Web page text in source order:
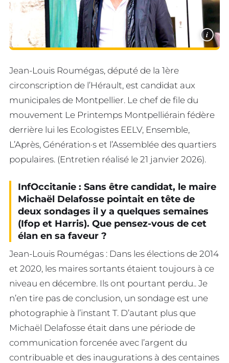
i
Jean-Louis Roumégas, député de la 1ère
circonscription de l’Hérault, est candidat aux
municipales de Montpellier. Le chef de file du
mouvement Le Printemps Montpelliérain fédère
derrière lui les Ecologistes EELV, Ensemble,
L’Après, Génération·s et l’Assemblée des quartiers
populaires. (Entretien réalisé le 21 janvier 2026).
InfOccitanie : Sans être candidat, le maire
Michaël Delafosse pointait en tête de
deux sondages il y a quelques semaines
(Ifop et Harris). Que pensez-vous de cet
élan en sa faveur ?
Jean-Louis Roumégas : Dans les élections de 2014
et 2020, les maires sortants étaient toujours à ce
niveau en décembre. Ils ont pourtant perdu.. Je
n’en tire pas de conclusion, un sondage est une
photographie à l’instant T. D’autant plus que
Michaël Delafosse était dans une période de
communication forcenée avec l’argent du
contribuable et des inaugurations à des centaines